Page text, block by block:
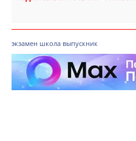
экзамен школа выпускник